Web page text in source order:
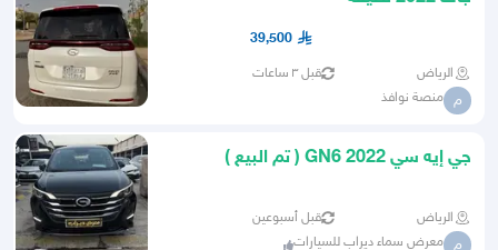
39,500
الرياض قبل ٣ ساعات
م منصة نوافذ
جي إيه سي GN6 2022 ( تم البيع )
الرياض قبل أسبوعين
م معرض سماء ديراب للسيارات